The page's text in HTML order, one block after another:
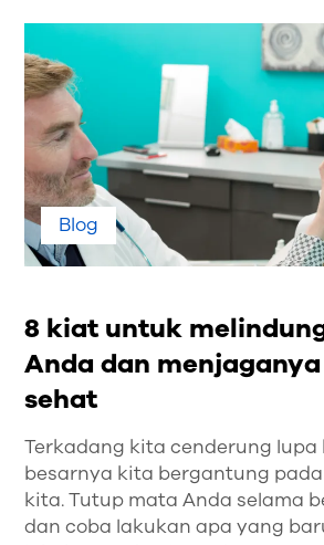
Blog
8 kiat untuk
Anda dan
sehat
Terkadang kita cenderung lupa
besarnya kita bergantung
kita. Tutup mata Anda selama
dan coba lakukan apa yang